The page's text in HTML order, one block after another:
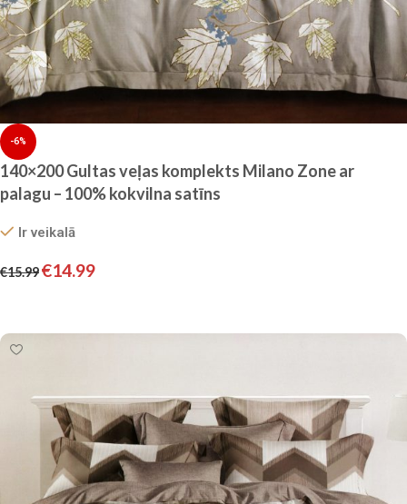
-6%
140×200 Gultas veļas komplekts Milano Zone ar
palagu – 100% kokvilna satīns
Ir veikalā
€15.99€14.99